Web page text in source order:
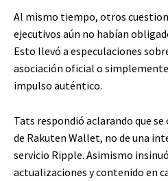
Al mismo tiempo, otros
ejecutivos aún no habían
Esto llevó a especulaciones
asociación oficial o simplemente
impulso auténtico.
Tats respondió aclarando que
de Rakuten Wallet, no de una
servicio Ripple. Asimismo
actualizaciones y contenido en